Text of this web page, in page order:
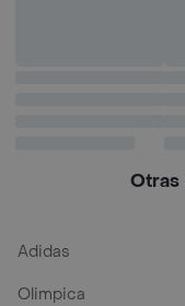
Otras
Adidas
Olimpica